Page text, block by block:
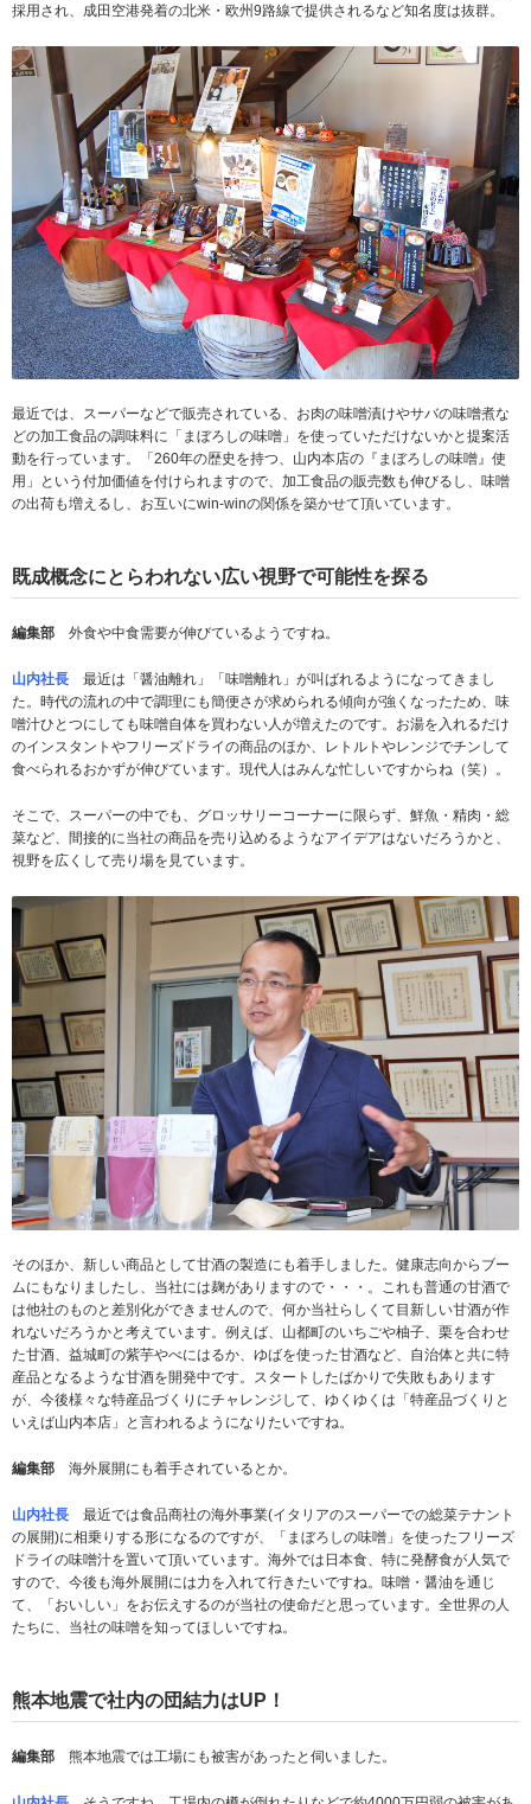
採用され、成田空港発着の北米・欧州9路線で提供されるなど知名度は抜群。
最近では、スーパーなどで販売されている、お肉の味噌漬けやサバの味噌煮な
どの加工食品の調味料に「まぼろしの味噌」を使っていただけないかと提案活
動を行っています。「260年の歴史を持つ、山内本店の『まぼろしの味噌』使
用」という付加価値を付けられますので、加工食品の販売数も伸びるし、味噌
の出荷も増えるし、お互いにwin-winの関係を築かせて頂いています。
既成概念にとらわれない広い視野で可能性を探る
編集部 外食や中食需要が伸びているようですね。
山内社長
最近は「醤油離れ」「味噌離れ」が叫ばれるようになってきまし
た。時代の流れの中で調理にも簡便さが求められる傾向が強くなったため、味
噌汁ひとつにしても味噌自体を買わない人が増えたのです。お湯を入れるだけ
のインスタントやフリーズドライの商品のほか、レトルトやレンジでチンして
食べられるおかずが伸びています。現代人はみんな忙しいですからね（笑）。
そこで、スーパーの中でも、グロッサリーコーナーに限らず、鮮魚・精肉・総
菜など、間接的に当社の商品を売り込めるようなアイデアはないだろうかと、
視野を広くして売り場を見ています。
そのほか、新しい商品として甘酒の製造にも着手しました。健康志向からブー
ムにもなりましたし、当社には麹がありますので・・・。これも普通の甘酒で
は他社のものと差別化ができませんので、何か当社らしくて目新しい甘酒が作
れないだろうかと考えています。例えば、山都町のいちごや柚子、栗を合わせ
た甘酒、益城町の紫芋やべにはるか、ゆばを使った甘酒など、自治体と共に特
産品となるような甘酒を開発中です。スタートしたばかりで失敗もあります
が、今後様々な特産品づくりにチャレンジして、ゆくゆくは「特産品づくりと
いえば山内本店」と言われるようになりたいですね。
編集部 海外展開にも着手されているとか。
山内社長
最近では食品商社の海外事業(イタリアのスーパーでの総菜テナント
の展開)に相乗りする形になるのですが、「まぼろしの味噌」を使ったフリーズ
ドライの味噌汁を置いて頂いています。海外では日本食、特に発酵食が人気で
すので、今後も海外展開には力を入れて行きたいですね。味噌・醤油を通じ
て、「おいしい」をお伝えするのが当社の使命だと思っています。全世界の人
たちに、当社の味噌を知ってほしいですね。
熊本地震で社内の団結力はUP！
編集部 熊本地震では工場にも被害があったと伺いました。